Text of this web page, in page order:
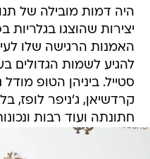
יצירות שהוצגו בגלריות
האמנות הרגישה שלו
להגיע לשמות הגדולים
סטייל. ביניהן הטופ
קרדשיאן, ג'ניפר לופז,
חתונתה ועוד רבות